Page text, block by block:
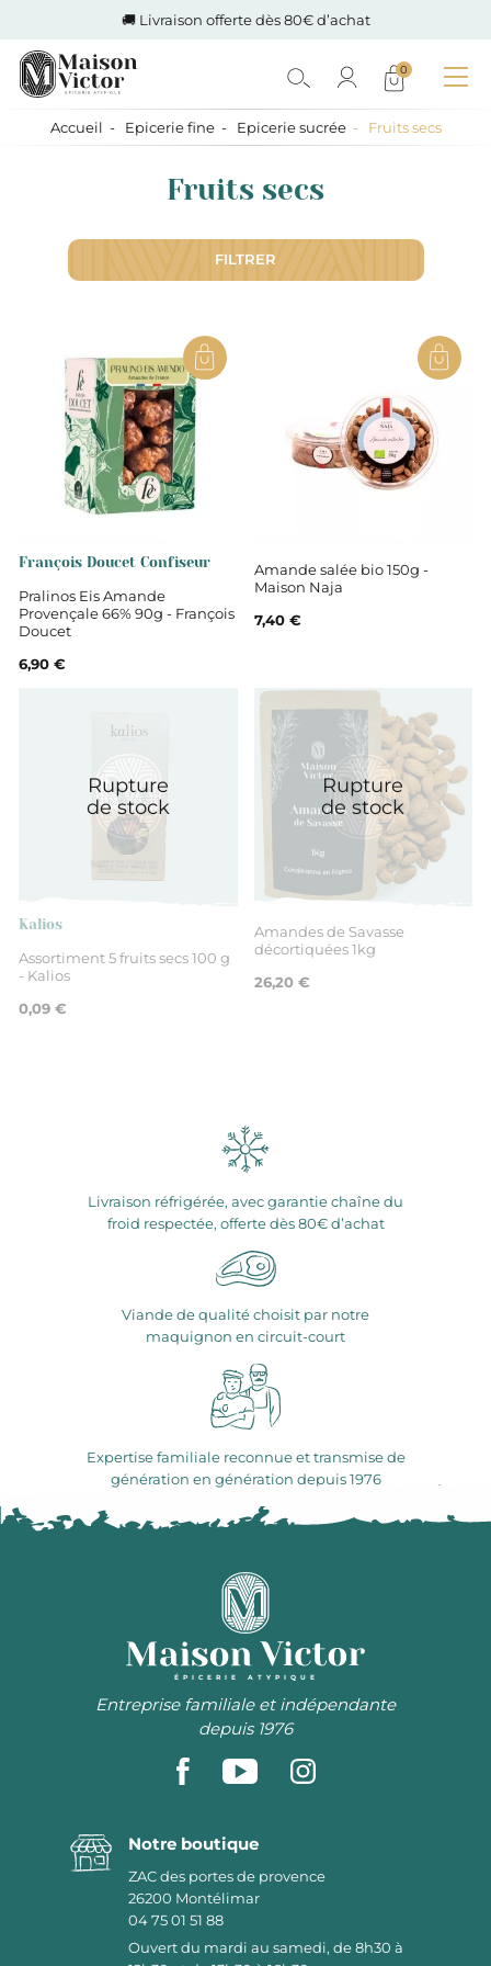
🚚 Livraison offerte dès 80€ d’achat
0
Accueil Epicerie fine Epicerie sucrée Fruits secs
Fruits secs
FILTRER
François Doucet Confiseur
Pralinos Eis Amande
Provençale 66% 90g - François
Doucet
6,90 €
Amande salée bio 150g -
Maison Naja
7,40 €
Rupture
de stock
Kalios
Assortiment 5 fruits secs 100 g
- Kalios
0,09 €
Rupture
de stock
Amandes de Savasse
décortiquées 1kg
26,20 €
Livraison réfrigérée, avec garantie chaîne du
froid respectée, offerte dès 80€ d’achat
Viande de qualité choisit par notre
maquignon en circuit-court
Expertise familiale reconnue et transmise de
génération en génération depuis 1976
ÉPICERIE ATYPIQUE
Entreprise familiale et indépendante
depuis 1976
Notre boutique
ZAC des portes de provence
26200 Montélimar
04 75 01 51 88
Ouvert du mardi au samedi, de 8h30 à